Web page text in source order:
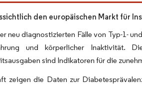
den europäischen Markt für
neu diagnostizierten Fälle von Typ-1-
und körperlicher Inaktivität.
sind Indikatoren für die
zeigen die Daten zur